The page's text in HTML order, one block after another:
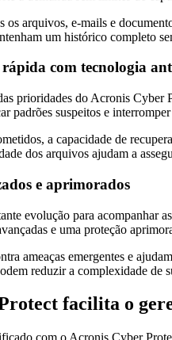
os arquivos, e-mails e
um histórico completo
com tecnologia
prioridades do Acronis
padrões suspeitos e
a capacidade de
dos arquivos ajudam a
e aprimorados
evolução para acompanhar
e uma proteção
ameaças emergentes e
reduzir a complexidade de
facilita o